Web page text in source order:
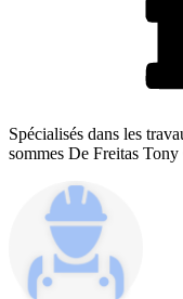
Spécialisés dans les
sommes De Freitas